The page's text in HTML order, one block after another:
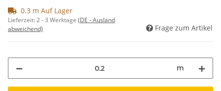
0.3 m Auf Lager
Lieferzeit:2 - 3 Werktage (DE - Ausland
abweichend)
Frage zum Artikel
m